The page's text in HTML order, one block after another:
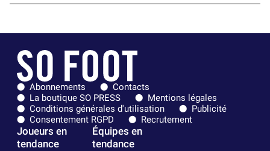
Abonnements
Contacts
La boutique SO PRESS
Mentions légales
Conditions générales d'utilisation
Publicité
Consentement RGPD
Recrutement
Joueurs en
tendance
Équipes en
tendance